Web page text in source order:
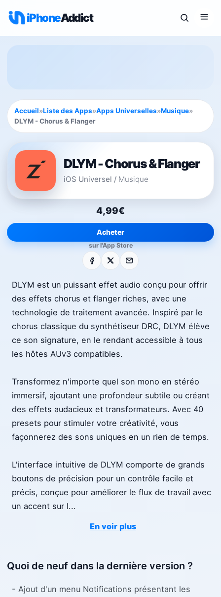
iPhoneAddict
Accueil»Liste des Apps»Apps Universelles»Musique»
DLYM - Chorus & Flanger
DLYM - Chorus & Flanger
iOS Universel / Musique
4,99€
Acheter
sur l'App Store
Facebook E-mail
DLYM est un puissant effet audio conçu pour offrir
des effets chorus et flanger riches, avec une
technologie de traitement avancée. Inspiré par le
chorus classique du synthétiseur DRC, DLYM élève
ce son signature, en le rendant accessible à tous
les hôtes AUv3 compatibles.
Transformez n'importe quel son mono en stéréo
immersif, ajoutant une profondeur subtile ou créant
des effets audacieux et transformateurs. Avec 40
presets pour stimuler votre créativité, vous
façonnerez des sons uniques en un rien de temps.
L'interface intuitive de DLYM comporte de grands
boutons de précision pour un contrôle facile et
précis, conçue pour améliorer le flux de travail avec
un accent sur l...
En voir plus
Quoi de neuf dans la dernière version ?
- Ajout d'un menu Notifications présentant les